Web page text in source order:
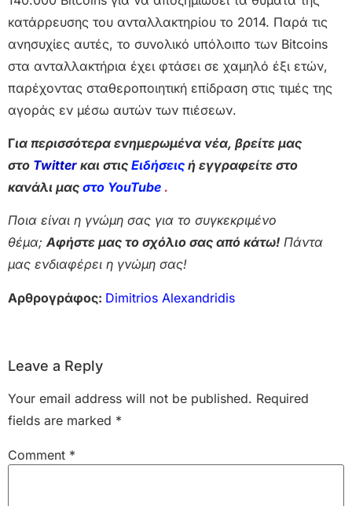
κατάρρευσης του ανταλλακτηρίου το 2014. Παρά τις
ανησυχίες αυτές, το συνολικό υπόλοιπο των Bitcoins
στα ανταλλακτήρια έχει φτάσει σε χαμηλό έξι ετών,
παρέχοντας σταθεροποιητική επίδραση στις τιμές της
αγοράς εν μέσω αυτών των πιέσεων.
Για περισσότερα ενημερωμένα νέα, βρείτε μας
στο Twitter και στις Ειδήσεις ή εγγραφείτε στο
κανάλι μας στο YouTube .
Ποια είναι η γνώμη σας για το συγκεκριμένο
θέμα;Αφήστε μας το σχόλιο σας από κάτω! Πάντα
μας ενδιαφέρει η γνώμη σας!
Αρθρογράφος: Dimitrios Alexandridis
Leave a Reply
Your email address will not be published. Required
fields are marked *
Comment *